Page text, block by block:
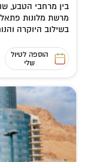
בין מרחבי הטבע,
מרשת מלונות
בשילוב היוקרה
הוספה לטיול
שלי